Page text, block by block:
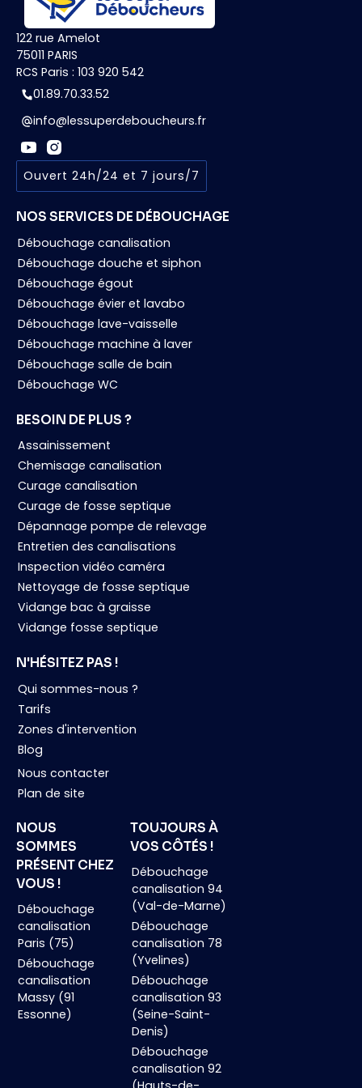
parties.
produit un rapport visuel que les assurances
acceptent comme justificatif. Transmettez-
le à votre assureur avec notre devis : c'est
les meilleurs délais.
122 rue Amelot
75011 PARIS
RCS Paris : 103 920 542
01.89.70.33.52
info@lessuperdeboucheurs.fr
Ouvert 24h/24 et 7 jours/7
NOS SERVICES DE DÉBOUCHAGE
Débouchage canalisation
Débouchage douche et siphon
Débouchage égout
Débouchage évier et lavabo
Débouchage lave-vaisselle
Débouchage machine à laver
Débouchage salle de bain
Débouchage WC
BESOIN DE PLUS ?
Assainissement
Chemisage canalisation
Curage canalisation
Curage de fosse septique
Dépannage pompe de relevage
Entretien des canalisations
Inspection vidéo caméra
Nettoyage de fosse septique
Vidange bac à graisse
Vidange fosse septique
N'HÉSITEZ PAS !
Qui sommes-nous ?
Tarifs
Zones d'intervention
Blog
Nous contacter
Plan de site
NOUS
SOMMES
PRÉSENT CHEZ
VOUS !
Débouchage
canalisation
Paris (75)
Débouchage
canalisation
Massy (91
Essonne)
TOUJOURS À
VOS CÔTÉS !
Débouchage
canalisation 94
(Val-de-Marne)
Débouchage
canalisation 78
(Yvelines)
Débouchage
canalisation 93
(Seine-Saint-
Denis)
Débouchage
canalisation 92